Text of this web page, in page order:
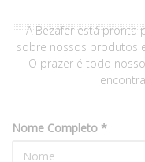
A Bezafer está pronta
sobre nossos produtos
O prazer é todo
Nome Completo *